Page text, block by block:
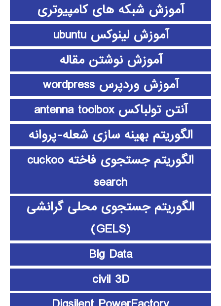
آموزش شبکه های کامپیوتری
آموزش لینوکس ubuntu
آموزش نوشتن مقاله
آموزش وردپرس wordpress
آنتن تولباکس antenna toolbox
الگوریتم بهینه سازی شعله-پروانه
الگوریتم جستجوی فاخته cuckoo
search
الگوریتم جستجوی محلی گرانشی
(GELS)
Big Data
civil 3D